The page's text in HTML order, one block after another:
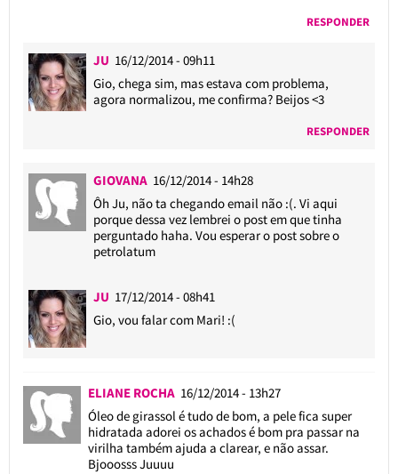
RESPONDER
JU 16/12/2014 - 09h11
Gio, chega sim, mas estava com problema,
agora normalizou, me confirma? Beijos <3
RESPONDER
GIOVANA 16/12/2014 - 14h28
Ôh Ju, não ta chegando email não :(. Vi aqui
porque dessa vez lembrei o post em que tinha
perguntado haha. Vou esperar o post sobre o
petrolatum
JU 17/12/2014 - 08h41
Gio, vou falar com Mari! :(
ELIANE ROCHA 16/12/2014 - 13h27
Óleo de girassol é tudo de bom, a pele fica super
hidratada adorei os achados é bom pra passar na
virilha também ajuda a clarear, e não assar.
Bjooosss Juuuu